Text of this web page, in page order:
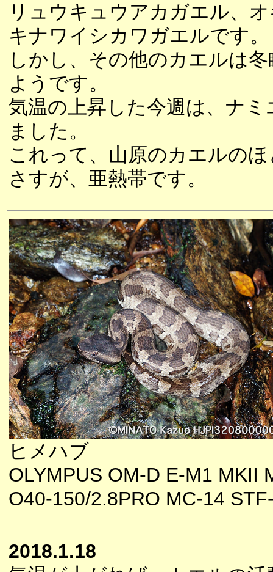
リュウキュウアカガエル、
キナワイシカワガエルです。
しかし、その他のカエルは
ようです。
気温の上昇した今週は、ナ
ました。
これって、山原のカエルの
さすが、亜熱帯です。
ヒメハブ
OLYMPUS OM-D E-M1 MKII
O40-150/2.8PRO MC-14
2018.1.18